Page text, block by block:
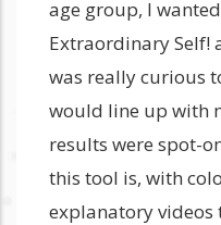
age group, I
Extraordinary Self!
was really curious
would line up with
results were spot-
this tool is, with
explanatory videos